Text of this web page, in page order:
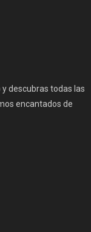
descubras todas las
encantados de